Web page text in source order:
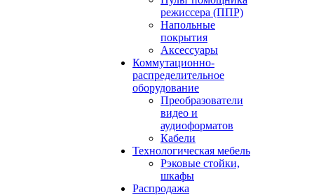
режиссера (ППР)
Напольные
покрытия
Аксессуары
Коммутационно-
распределительное
оборудование
Преобразователи
видео и
аудиоформатов
Кабели
Технологическая мебель
Рэковые стойки,
шкафы
Распродажа